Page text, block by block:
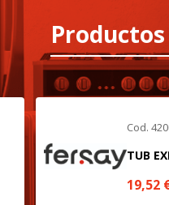
Cod.
TUB
19,52
las visitas y fuentes de
las más o menos visitadas,
lo tanto, es anónima.
_ga, _gid,